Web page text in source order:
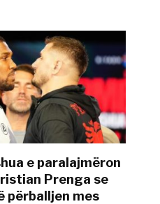
e paralajmëron
Prenga se
përballjen mes